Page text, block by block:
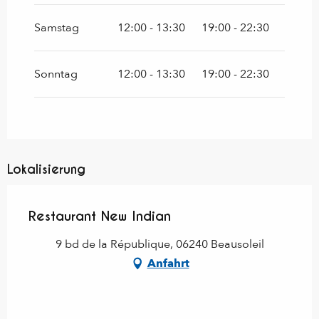
Samstag 12:00 - 13:30 19:00 - 22:30
Sonntag 12:00 - 13:30 19:00 - 22:30
Lokalisierung
Restaurant New Indian
9 bd de la République, 06240 Beausoleil
Anfahrt